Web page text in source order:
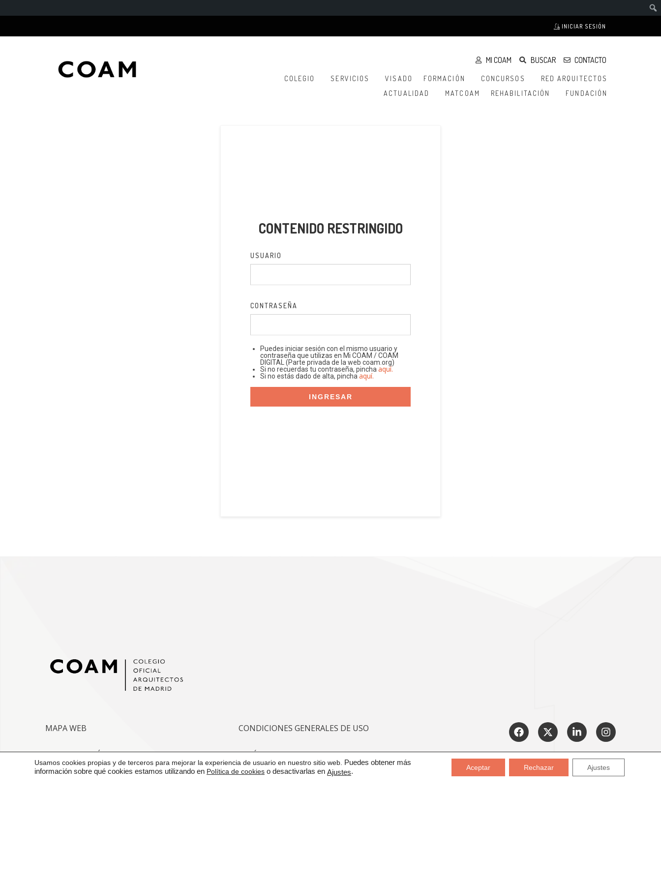
INICIAR SESIÓN
MI COAM BUSCAR CONTACTO
COLEGIO SERVICIOS VISADO FORMACIÓN CONCURSOS
RED ARQUITECTOS
ACTUALIDAD
MATCOAM REHABILITACIÓN FUNDACIÓN
CONTENIDO RESTRINGIDO
USUARIO
CONTRASEÑA
Puedes iniciar sesión con el mismo usuario y
contraseña que utilizas en Mi COAM / COAM
DIGITAL (Parte privada de la web coam.org)
Si no recuerdas tu contraseña, pincha aquí.
Si no estás dado de alta, pincha aquí.
MAPA WEB
VENTANILLA ÚNICA
CONDICIONES GENERALES DE USO
POLÍTICA DE CALIDAD CERTIFICADOS:
Usamos cookies propias y de terceros para mejorar la experiencia de usuario en nuestro sitio web. Puedes obtener más
información sobre qué cookies estamos utilizando en Política de cookies o desactivarlas en Ajustes.
Aceptar Rechazar Ajustes